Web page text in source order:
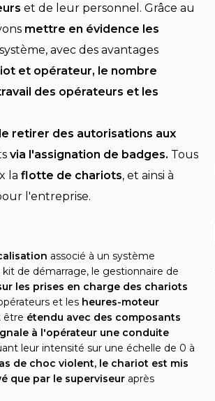
et de leur personnel. Grâce au
mettre en évidence les
avec des avantages
et opérateur, le nombre
des opérateurs et les
retirer des autorisations aux
via l'assignation de badges. Tous
la flotte de chariots, et ainsi à
l'entreprise.
associé à un système
kit de démarrage, le gestionnaire de
les prises en charge des chariots
et les heures-moteur
être étendu avec des composants
à l'opérateur une conduite
leur intensité sur une échelle de 0 à
de choc violent, le chariot est mis
que par le superviseur après